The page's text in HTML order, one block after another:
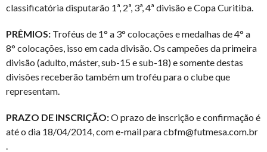
classificatória disputarão 1ª, 2ª, 3ª, 4ª divisão e Copa Curitiba.
PRÊMIOS: Troféus de 1° a 3° colocações e medalhas de 4° a
8° colocações, isso em cada divisão. Os campeões da primeira
divisão (adulto, máster, sub-15 e sub-18) e somente destas
divisões receberão também um troféu para o clube que
representam.
PRAZO DE INSCRIÇÃO:O prazo de inscrição e confirmação é
até o dia 18/04/2014, com e-mail para cbfm@futmesa.com.br
.